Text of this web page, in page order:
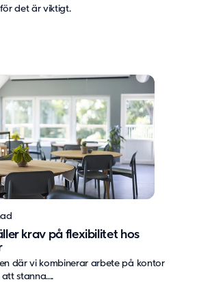
det är viktigt.
krav på flexibilitet hos
där vi kombinerar arbete på kontor
stanna....